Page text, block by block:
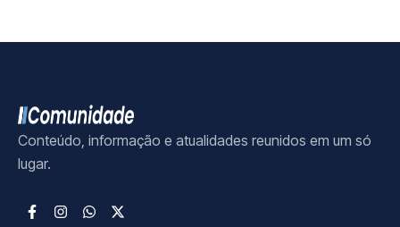
Conteúdo, informação e atualidades reunidos em um só
lugar.